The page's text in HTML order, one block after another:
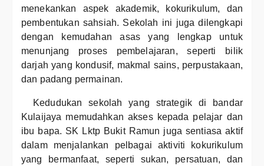
menekankan aspek akademik, kokurikulum, dan
pembentukan sahsiah. Sekolah ini juga dilengkapi
dengan kemudahan asas yang lengkap untuk
menunjang proses pembelajaran, seperti bilik
darjah yang kondusif, makmal sains, perpustakaan,
dan padang permainan.
Kedudukan sekolah yang strategik di bandar
Kulaijaya memudahkan akses kepada pelajar dan
ibu bapa. SK Lktp Bukit Ramun juga sentiasa aktif
dalam menjalankan pelbagai aktiviti kokurikulum
yang bermanfaat, seperti sukan, persatuan, dan